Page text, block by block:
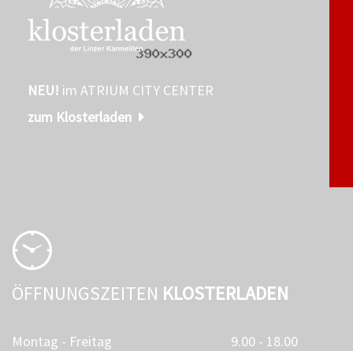
NEU! im ATRIUM CITY CENTER
zum Klosterladen
ÖFFNUNGSZEITEN KLOSTERLADEN
Montag - Freitag
9.00 - 18.00